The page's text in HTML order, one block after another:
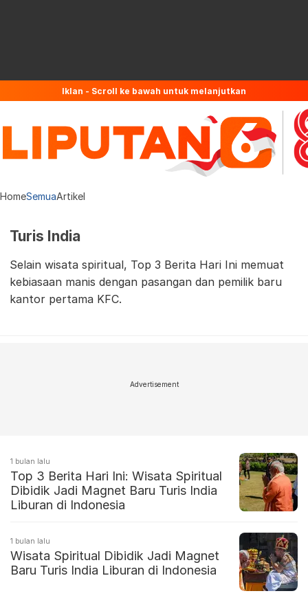
Iklan - Scroll ke bawah untuk melanjutkan
HomeSemuaArtikel
Turis India
Selain wisata spiritual, Top 3 Berita Hari Ini memuat
kebiasaan manis dengan pasangan dan pemilik baru
kantor pertama KFC.
Advertisement
1 bulan lalu
Top 3 Berita Hari Ini: Wisata Spiritual
Dibidik Jadi Magnet Baru Turis India
Liburan di Indonesia
1 bulan lalu
Wisata Spiritual Dibidik Jadi Magnet
Baru Turis India Liburan di Indonesia